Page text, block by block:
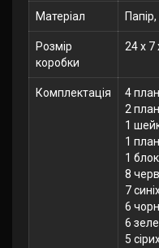
Матеріал
Розмір
коробки
24 x 7
Комплектація
4
2
1
1
1
8
7
6
6
5